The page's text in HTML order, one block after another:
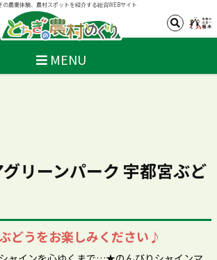
の農業体験、農村スポットを紹介する総合WEBサイト
MENU
グリーンパーク 宇都宮ぶど
どうをお楽しみください♪